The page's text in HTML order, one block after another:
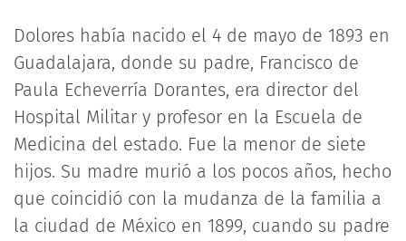
Dolores había nacido el 4 de mayo de 1893 en
Guadalajara, donde su padre, Francisco de
Paula Echeverría Dorantes, era director del
Hospital Militar y profesor en la Escuela de
Medicina del estado. Fue la menor de siete
hijos. Su madre murió a los pocos años, hecho
que coincidió con la mudanza de la familia a
la ciudad de México en 1899, cuando su padre